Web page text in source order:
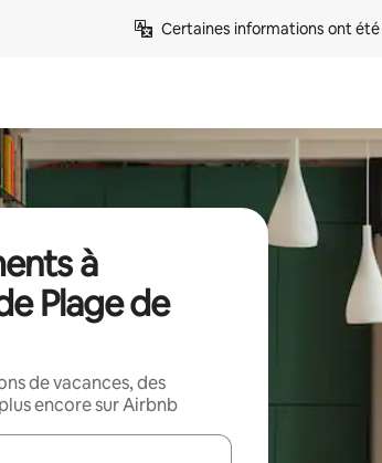
Certaines informations ont
à
Plage de
de vacances, des
encore sur Airbnb